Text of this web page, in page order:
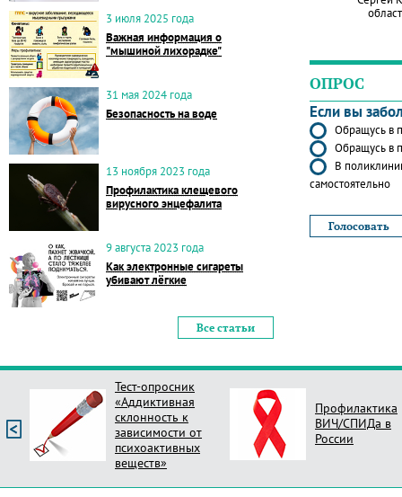
3 июля 2025 года
Важная информация о
"мышиной лихорадке"
31 мая 2024 года
Безопасность на воде
13 ноября 2023 года
Профилактика клещевого
вирусного энцефалита
9 августа 2023 года
Как электронные сигареты
убивают лёгкие
Все статьи
ОПРОС
Если вы
Обращусь в
Обращусь в
В
самостоятельно
Тест-опросник
«Аддиктивная
склонность к
зависимости от
психоактивных
веществ»
Профилактика
ВИЧ/СПИДа в
России